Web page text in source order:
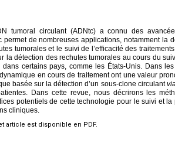
tumoral circulant (ADNtc) a connu des
permet de nombreuses applications, notamment la
tumorales et le suivi de l’efficacité des
la détection des rechutes tumorales au cours du
certains pays, comme les États-Unis. Dans
en cours de traitement ont une valeur
basée sur la détection d’un sous-clone circulant
Dans cette revue, nous décrirons les
potentiels de cette technologie pour le suivi et
cliniques.
article est disponible en PDF.